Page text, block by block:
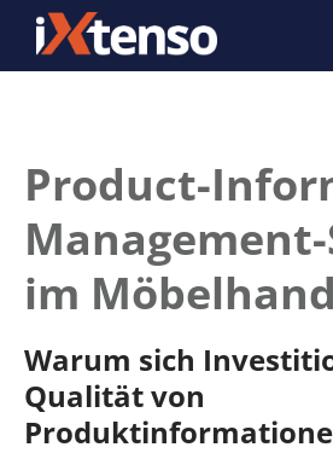
Product-
im
Warum sich
Qualität von